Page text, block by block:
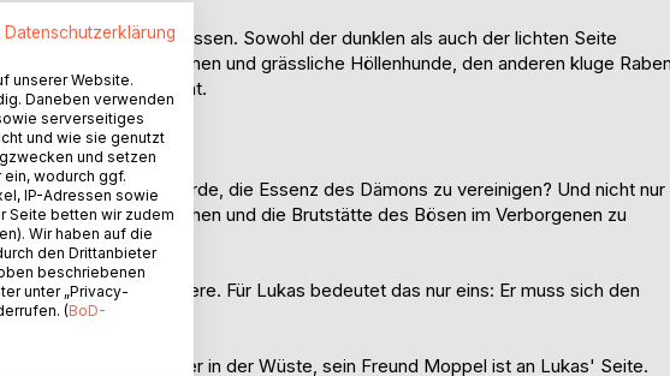
magisches Wissen. Sowohl der dunklen als auch der lichten Seite
einen Schattendämonen und grässliche Höllenhunde, den anderen kluge
den Kampf gewinnt.
Walthard gelingen würde, die Essenz des Dämons zu vereinigen? Und nicht nur
Spuren zu verwischen und die Brutstätte des Bösen im Verborgenen zu
laufen ins Leere. Für Lukas bedeutet das nur eins: Er muss sich den
im alten Rom oder in der Wüste, sein Freund Moppel ist an Lukas' Seite.
Datenschutzerklärung
unserer Website.
Daneben verwenden
serverseitiges
und wie sie genutzt
und setzen
wodurch ggf.
IP-Adressen sowie
Seite betten wir zudem
Wir haben auf die
den Drittanbieter
beschriebenen
unter „Privacy-
(BoD-